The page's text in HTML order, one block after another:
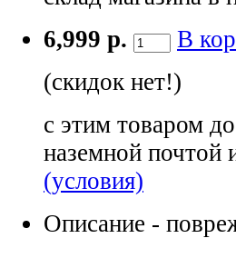
6,999 р.
В
(скидок нет!)
с этим товаром
наземной почтой
(условия)
Описание -